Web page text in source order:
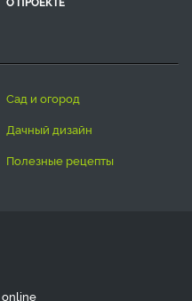
сад и огород
дачный дизайн
полезные рецепты
online